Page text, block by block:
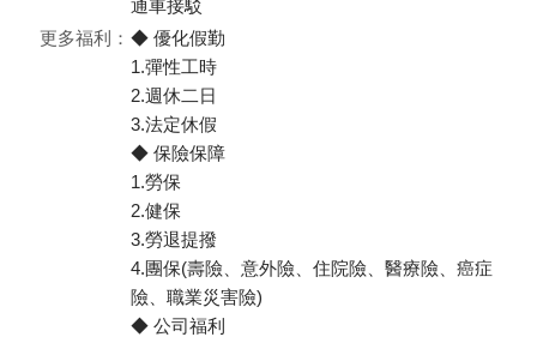
通車接駁
更多福利： ◆ 優化假勤
1.彈性工時
2.週休二日
3.法定休假
◆ 保險保障
1.勞保
2.健保
3.勞退提撥
4.團保(壽險、意外險、住院險、醫療險、癌症
險、職業災害險)
◆ 公司福利